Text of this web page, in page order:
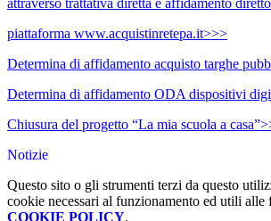
piattaforma www.acquistinretepa.it>>>
Determina di affidamento acquisto targhe
Determina di affidamento ODA dispositivi
Chiusura del progetto “La mia scuola a
Notizie
Questo sito o gli strumenti terzi da questo
cookie necessari al funzionamento ed utili alle
COOKIE POLICY.